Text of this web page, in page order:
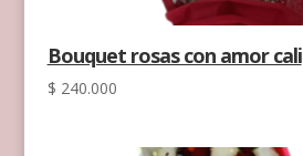
Bouquet rosas con amor cali
$ 240.000